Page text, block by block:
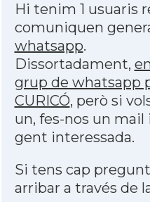
Hi tenim 1 usuaris
comuniquen
whatsapp.
Dissortadament,
grup de whatsapp
CURICÓ, però si
un, fes-nos un
gent interessada.
Si tens cap
arribar a través de